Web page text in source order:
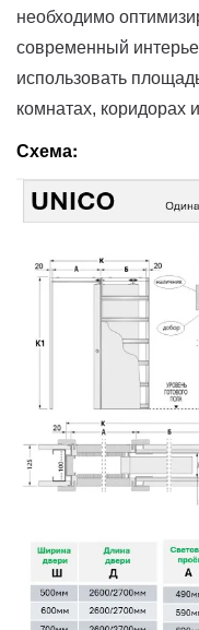
необходимо
современный
использовать
комнатах, коридорах
Схема: